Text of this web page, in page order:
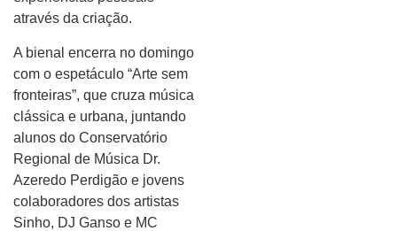
através da criação.
A bienal encerra no domingo
com o espetáculo “Arte sem
fronteiras”, que cruza música
clássica e urbana, juntando
alunos do Conservatório
Regional de Música Dr.
Azeredo Perdigão e jovens
colaboradores dos artistas
Sinho, DJ Ganso e MC